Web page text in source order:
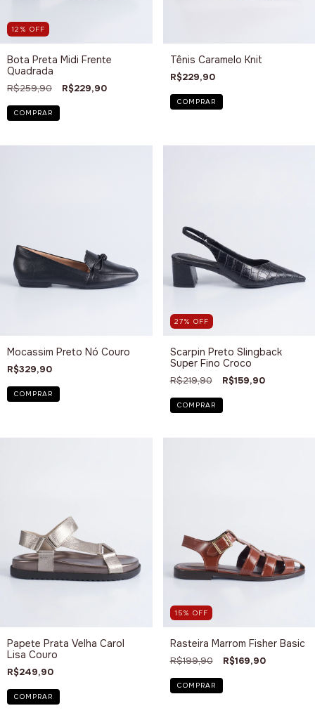
12 % OFF
Bota Preta Midi Frente
Quadrada
R$259,90 R$229,90
COMPRAR
Tênis Caramelo Knit
R$229,90
COMPRAR
Mocassim Preto Nó Couro
R$329,90
COMPRAR
27% OFF
Scarpin Preto Slingback
Super Fino Croco
R$219,90 R$159,90
COMPRAR
Papete Prata Velha Carol
Lisa Couro
R$249,90
COMPRAR
15% OFF
Rasteira Marrom Fisher Basic
R$199,90 R$169,90
COMPRAR